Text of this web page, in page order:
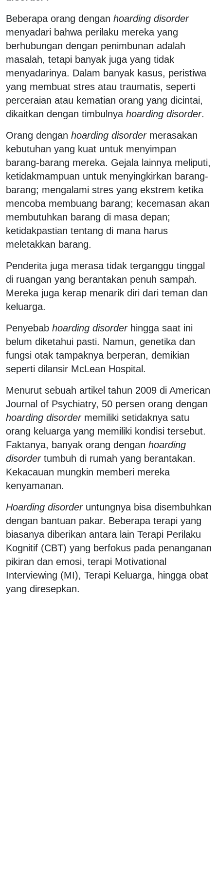
Beberapa orang dengan hoarding disorder
menyadari bahwa perilaku mereka yang
berhubungan dengan penimbunan adalah
masalah, tetapi banyak juga yang tidak
menyadarinya. Dalam banyak kasus, peristiwa
yang membuat stres atau traumatis, seperti
perceraian atau kematian orang yang dicintai,
dikaitkan dengan timbulnya hoarding disorder.
Orang dengan hoarding disordermerasakan
kebutuhan yang kuat untuk menyimpan
barang-barang mereka. Gejala lainnya meliputi,
ketidakmampuan untuk menyingkirkan barang-
barang; mengalami stres yang ekstrem ketika
mencoba membuang barang; kecemasan akan
membutuhkan barang di masa depan;
ketidakpastian tentang di mana harus
meletakkan barang.
Penderita juga merasa tidak terganggu tinggal
di ruangan yang berantakan penuh sampah.
Mereka juga kerap menarik diri dari teman dan
keluarga.
Penyebab hoarding disorderhingga saat ini
belum diketahui pasti. Namun, genetika dan
fungsi otak tampaknya berperan, demikian
seperti dilansir McLean Hospital.
Menurut sebuah artikel tahun 2009 di American
Journal of Psychiatry, 50 persen orang dengan
hoarding disordermemiliki setidaknya satu
orang keluarga yang memiliki kondisi tersebut.
Faktanya, banyak orang dengan hoarding
disordertumbuh di rumah yang berantakan.
Kekacauan mungkin memberi mereka
kenyamanan.
Hoarding disorderuntungnya bisa disembuhkan
dengan bantuan pakar. Beberapa terapi yang
biasanya diberikan antara lain Terapi Perilaku
Kognitif (CBT) yang berfokus pada penanganan
pikiran dan emosi, terapi Motivational
Interviewing (MI), Terapi Keluarga, hingga obat
yang diresepkan.